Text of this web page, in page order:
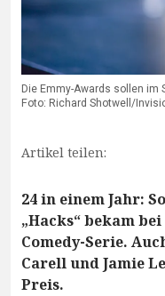
Die Emmy-Awards sollen im
Foto: Richard Shotwell/
Artikel teilen:
24 in einem Jahr:
„Hacks“ bekam
Comedy-Serie.
Carell und Jamie
Preis.